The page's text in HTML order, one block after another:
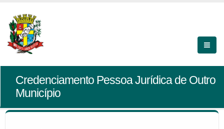
Credenciamento Pessoa Jurídica de Outro
Município